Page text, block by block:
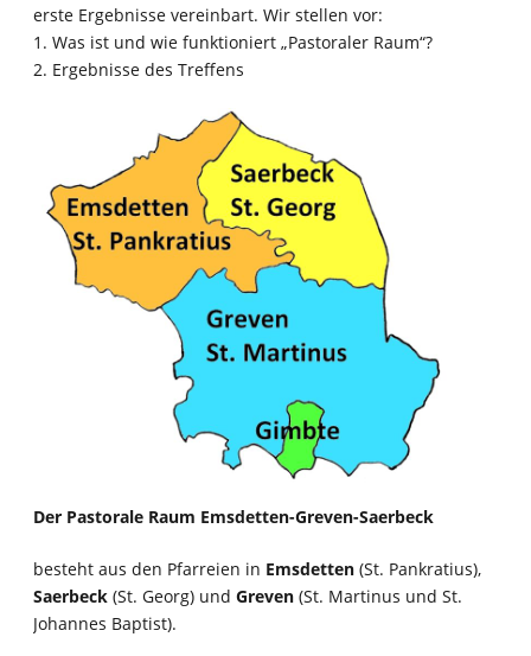
erste Ergebnisse vereinbart. Wir stellen vor:
1. Was ist und wie funktioniert „Pastoraler Raum“?
2. Ergebnisse des Treffens
Der Pastorale Raum Emsdetten-Greven-Saerbeck
besteht aus den Pfarreien in Emsdetten (St. Pankratius),
Saerbeck (St. Georg) und Greven (St. Martinus und St.
Johannes Baptist).